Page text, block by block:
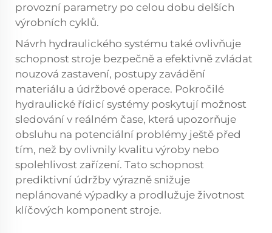
provozní parametry po celou dobu delších
výrobních cyklů.
Návrh hydraulického systému také ovlivňuje
schopnost stroje bezpečně a efektivně zvládat
nouzová zastavení, postupy zavádění
materiálu a údržbové operace. Pokročilé
hydraulické řídicí systémy poskytují možnost
sledování v reálném čase, která upozorňuje
obsluhu na potenciální problémy ještě před
tím, než by ovlivnily kvalitu výroby nebo
spolehlivost zařízení. Tato schopnost
prediktivní údržby výrazně snižuje
neplánované výpadky a prodlužuje životnost
klíčových komponent stroje.